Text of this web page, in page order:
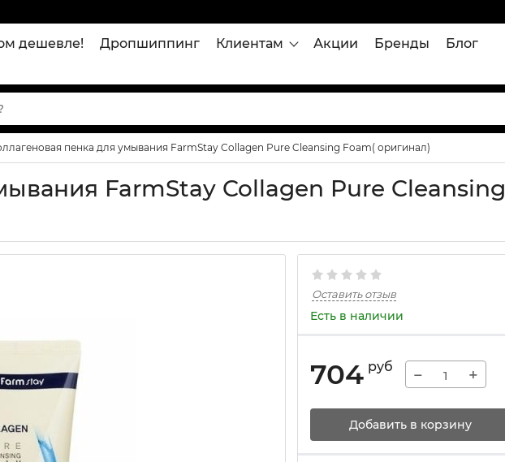
дешевле! Дропшиппинг Клиентам Акции Бренды
Блог
пенка для умывания FarmStay Collagen Pure Cleansing Foam( оригинал)
FarmStay Collagen Pure Cleansing
Оставить отзыв
Есть в наличии
704 руб − +
Добавить в корзину